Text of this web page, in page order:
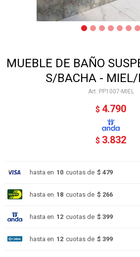
MUEBLE DE BAÑO
S/BACHA - MIEL/
PP1007-MIEL
$ 4.790
$ 3.832
hasta en 10 cuotas de $ 479
hasta en 18 cuotas de $ 266
hasta en 12 cuotas de $ 399
hasta en 12 cuotas de $ 399